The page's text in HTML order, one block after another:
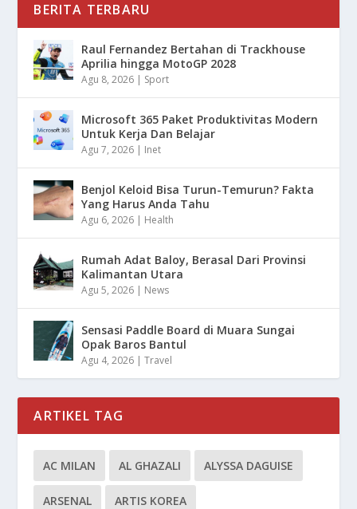
BERITA TERBARU
Raul Fernandez Bertahan di Trackhouse
Aprilia hingga MotoGP 2028
Agu 8, 2026 | Sport
Microsoft 365 Paket Produktivitas Modern
Untuk Kerja Dan Belajar
Agu 7, 2026 | Inet
Benjol Keloid Bisa Turun-Temurun? Fakta
Yang Harus Anda Tahu
Agu 6, 2026 | Health
Rumah Adat Baloy, Berasal Dari Provinsi
Kalimantan Utara
Agu 5, 2026 | News
Sensasi Paddle Board di Muara Sungai
Opak Baros Bantul
Agu 4, 2026 |Travel
ARTIKEL TAG
AC MILAN AL GHAZALI ALYSSA DAGUISE
ARSENAL ARTIS KOREA